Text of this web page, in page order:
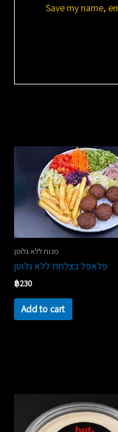
Save my name,
מנות ללא גלוטן
‏פלאפל בצלחת ללא גלוטן
฿230
Add to cart